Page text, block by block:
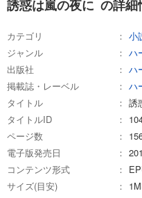
誘惑は嵐の夜に の詳細
カテゴリ
小
ジャンル
ハ
出版社
ハ
掲載誌・レーベル
ハ
タイトル
誘
タイトルID
ページ数
電子版発売日
コンテンツ形式
サイズ(目安)